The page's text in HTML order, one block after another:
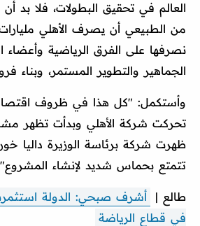
العالم في تحقيق البطولات، فلا بد
من الطبيعي أن يصرف الأهلي مليارات
نصرفها على الفرق الرياضية وأعضاء
الجماهير والتطوير المستمر، وبناء
وأستكمل: "كل هذا في ظروف
تحركت شركة الأهلي وبدأت تظهر
ظهرت شركة برئاسة الوزيرة داليا
تتمتع بحماس شديد لإنشاء
طالع |
في قطاع الرياضة